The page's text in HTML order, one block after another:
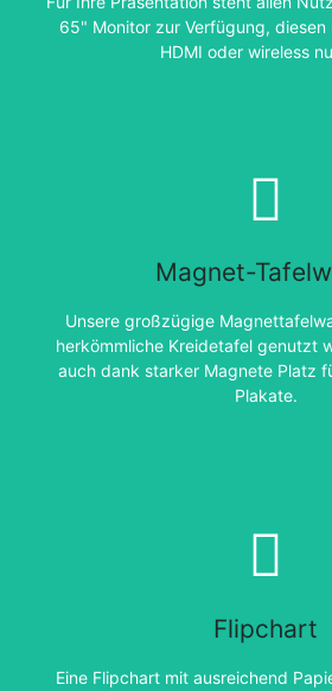
65" Monitor zur Verfügung, diesen
HDMI oder wireless
Magnet-
Unsere großzügige
herkömmliche Kreidetafel genutzt
auch dank starker Magnete Platz
Plakate.
Flipchart
Eine Flipchart mit ausreichend